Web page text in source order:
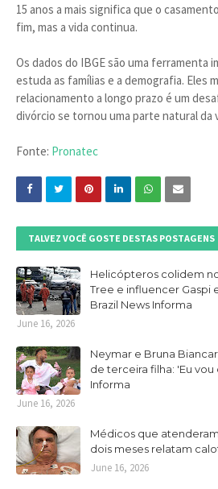
15 anos a mais significa que o
fim, mas a vida continua.
Os dados do IBGE são uma ferramenta
estuda as famílias e a demografia. Eles
relacionamento a longo prazo é um
divórcio se tornou uma parte natural da
Fonte: Pronatec
TALVEZ VOCÊ GOSTE DESTAS POSTAGENS
Helicópteros colidem
Tree e influencer Gaspi
Brazil News Informa
June 16, 2026
Neymar e Bruna
de terceira filha: 'Eu
Informa
June 16, 2026
Médicos que
dois meses relatam
June 16, 2026